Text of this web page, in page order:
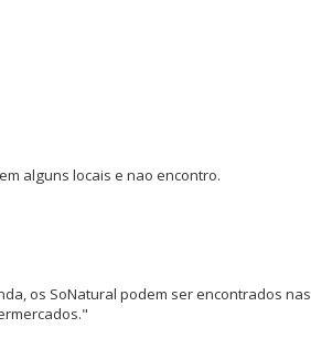
alguns locais e nao encontro.
os SoNatural podem ser encontrados nas